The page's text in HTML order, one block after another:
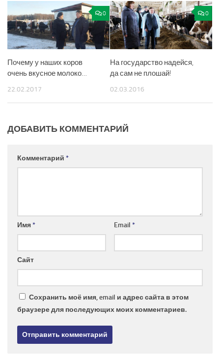
0
Почему у наших коров
очень вкусное молоко…
22.02.2017
0
На государство надейся,
да сам не плошай!
02.03.2016
ДОБАВИТЬ КОММЕНТАРИЙ
Комментарий *
Имя* Email *
Сайт
Сохранить моё имя, email и адрес сайта в этом
браузере для последующих моих комментариев.